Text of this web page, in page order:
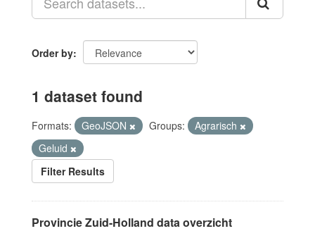
Order by
1 dataset found
Formats: GeoJSON Groups:
Agrarisch
Geluid
Filter Results
Provincie Zuid-Holland data overzicht